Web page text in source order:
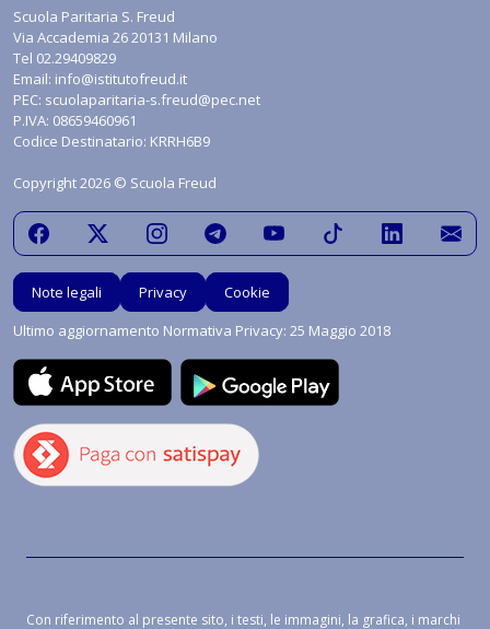
Scuola Paritaria S. Freud
Via Accademia 26 20131 Milano
Tel 02.29409829
Email: info@istitutofreud.it
PEC: scuolaparitaria-s.freud@pec.net
P.IVA: 08659460961
Codice Destinatario: KRRH6B9
Copyright 2026 © Scuola Freud
Note legali Privacy
Cookie
Ultimo aggiornamento Normativa Privacy: 25 Maggio 2018
Con riferimento al presente sito, i testi, le immagini, la grafica, i marchi